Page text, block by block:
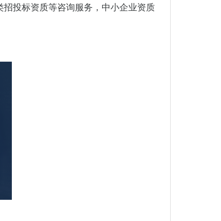
投标资质等咨询服务，中小企业资质